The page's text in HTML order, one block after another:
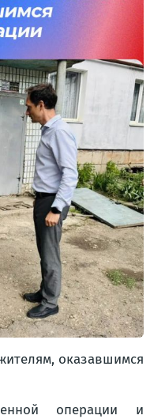
оказавшимся
операции и